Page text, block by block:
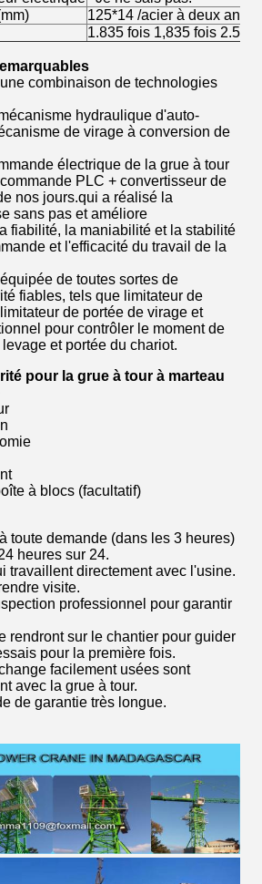
125*14 /acier à deux
1.835 fois 1,835 fois 2.5
combinaison de technologies
hydraulique d'auto-
de virage à conversion de
électrique de la grue à tour
PLC + convertisseur de
nos jours.qui a réalisé la
sans pas et améliore
fiabilité, la maniabilité et la stabilité
et l'efficacité du travail de la
de toutes sortes de
fiables, tels que limitateur de
de portée de virage et
pour contrôler le moment de
et portée du chariot.
pour la grue à tour à marteau
à blocs (facultatif)
toute demande (dans les 3 heures)
heures sur 24.
travaillent directement avec l'usine.
visite.
professionnel pour garantir
rendront sur le chantier pour guider
pour la première fois.
facilement usées sont
avec la grue à tour.
de garantie très longue.